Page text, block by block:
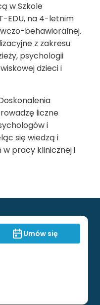
w Szkole
EDU, na 4-letnim
behawioralnej.
z zakresu
psychologii
dzieci i
liczne
i
się wiedzą i
pracy klinicznej i
Umów się